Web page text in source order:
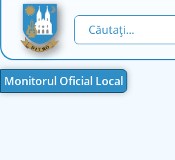
Monitorul Oficial Local